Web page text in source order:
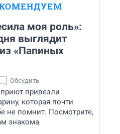
моя роль»:
выглядит
«Папиных
Обсудить
привезли
которая почти
не помнит. Посмотрите,
знакома